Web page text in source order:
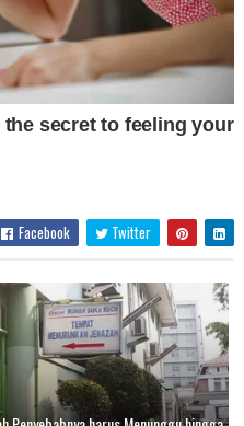
Facebook Twitter